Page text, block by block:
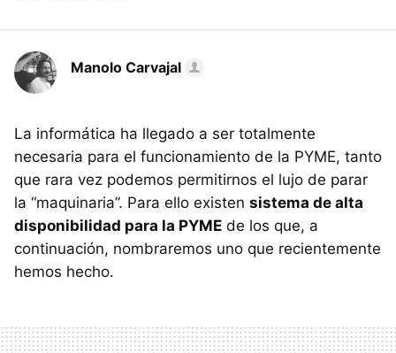
Manolo Carvajal
La informática ha llegado a ser totalmente
necesaria para el funcionamiento de la PYME, tanto
que rara vez podemos permitirnos el lujo de parar
la “maquinaria”. Para ello existen sistema de alta
disponibilidad para la PYME de los que, a
continuación, nombraremos uno que recientemente
hemos hecho.